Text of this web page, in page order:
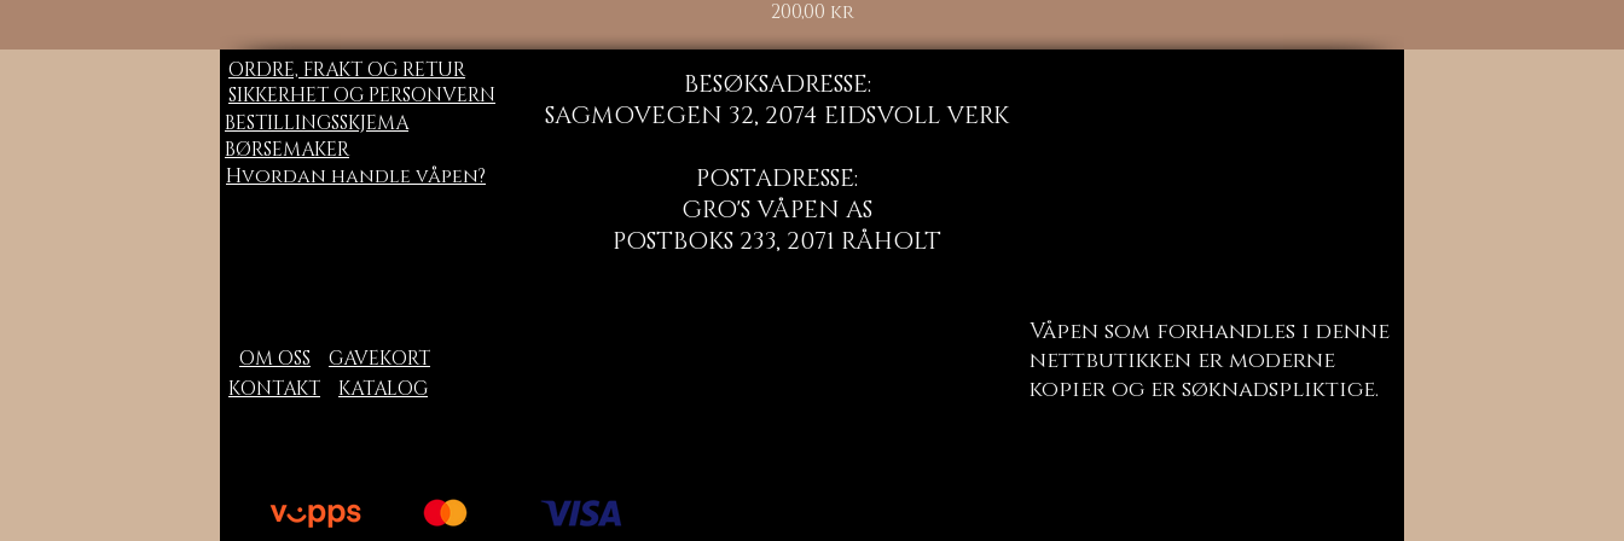
Pris
200,00 kr
ORDRE, FRAKT OG RETUR
SIKKERHET OG PERSONVERN
BESTILLINGSSKJEMA
BØRSEMAKER
BESØKSADRESSE:
SAGMOVEGEN 32, 2074 EIDSVOLL VERK
POSTADRESSE:
GRO'S VÅPEN AS
POSTBOKS 233, 2071 RÅHOLT
Hvordan handle våpen?
OM OSS
GAVEKORT
KONTAKT
KATALOG
Våpen som forhandles i denne
nettbutikken er moderne
kopier og er søknadspliktige.